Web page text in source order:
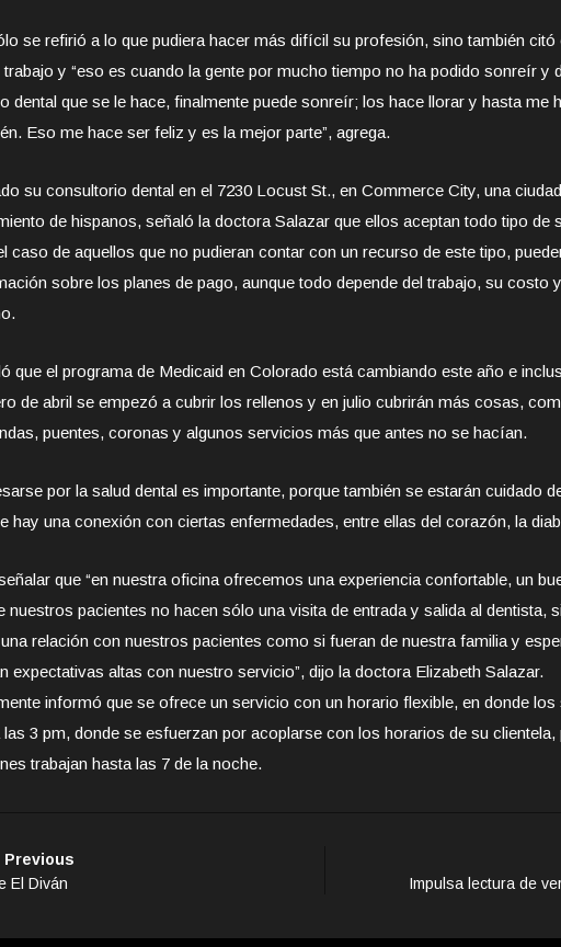
se refirió a lo que pudiera hacer más difícil su profesión, sino también citó
trabajo y “eso es cuando la gente por mucho tiempo no ha podido sonreír y
dental que se le hace, finalmente puede sonreír; los hace llorar y hasta me
Eso me hace ser feliz y es la mejor parte”, agrega.
su consultorio dental en el 7230 Locust St., en Commerce City, una
de hispanos, señaló la doctora Salazar que ellos aceptan todo tipo de
caso de aquellos que no pudieran contar con un recurso de este tipo,
sobre los planes de pago, aunque todo depende del trabajo, su costo
que el programa de Medicaid en Colorado está cambiando este año e
de abril se empezó a cubrir los rellenos y en julio cubrirán más cosas,
puentes, coronas y algunos servicios más que antes no se hacían.
por la salud dental es importante, porque también se estarán cuidado
hay una conexión con ciertas enfermedades, entre ellas del corazón, la
que “en nuestra oficina ofrecemos una experiencia confortable, un
nuestros pacientes no hacen sólo una visita de entrada y salida al dentista,
relación con nuestros pacientes como si fueran de nuestra familia y
expectativas altas con nuestro servicio”, dijo la doctora Elizabeth Salazar.
informó que se ofrece un servicio con un horario flexible, en donde los
las 3 pm, donde se esfuerzan por acoplarse con los horarios de su clientela,
trabajan hasta las 7 de la noche.
Previous
El Diván
Impulsa lectura de